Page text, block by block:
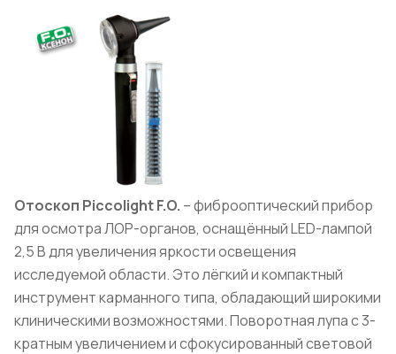
Отоскоп Piccolight F.O. – фиброоптический прибор
для осмотра ЛОР-органов, оснащённый LED-лампой
2,5 В для увеличения яркости освещения
исследуемой области. Это лёгкий и компактный
инструмент карманного типа, обладающий широкими
клиническими возможностями. Поворотная лупа с 3-
кратным увеличением и сфокусированный световой